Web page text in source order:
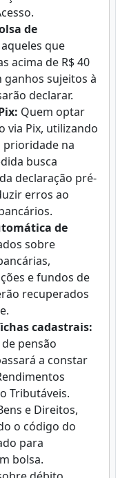
de
que
acima de R$ 40
sujeitos à
declarar.
Quem optar
via Pix, utilizando
prioridade na
busca
declaração pré-
erros ao
de
sobre
e fundos de
recuperados
cadastrais:
pensão
a constar
Tributáveis.
e Direitos,
o código do
para
bolsa.